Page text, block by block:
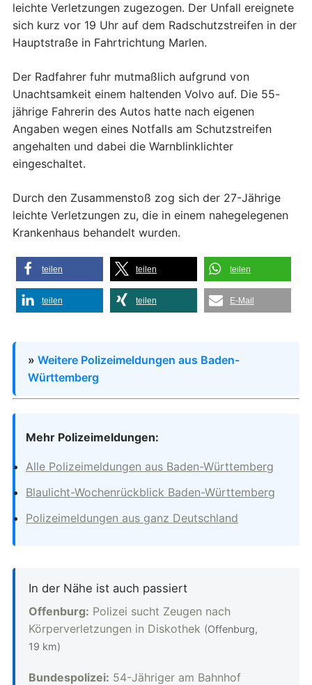
leichte Verletzungen zugezogen. Der Unfall ereignete
sich kurz vor 19 Uhr auf dem Radschutzstreifen in der
Hauptstraße in Fahrtrichtung Marlen.
Der Radfahrer fuhr mutmaßlich aufgrund von
Unachtsamkeit einem haltenden Volvo auf. Die 55-
jährige Fahrerin des Autos hatte nach eigenen
Angaben wegen eines Notfalls am Schutzstreifen
angehalten und dabei die Warnblinklichter
eingeschaltet.
Durch den Zusammenstoß zog sich der 27-Jährige
leichte Verletzungen zu, die in einem nahegelegenen
Krankenhaus behandelt wurden.
teilen teilen teilen
teilen teilen E-Mail
» Weitere Polizeimeldungen aus Baden-
Württemberg
Mehr Polizeimeldungen:
Alle Polizeimeldungen aus Baden-Württemberg
Blaulicht-Wochenrückblick Baden-Württemberg
Polizeimeldungen aus ganz Deutschland
In der Nähe ist auch passiert
Offenburg: Polizei sucht Zeugen nach
Körperverletzungen in Diskothek (Offenburg,
19 km)
Bundespolizei: 54-Jähriger am Bahnhof